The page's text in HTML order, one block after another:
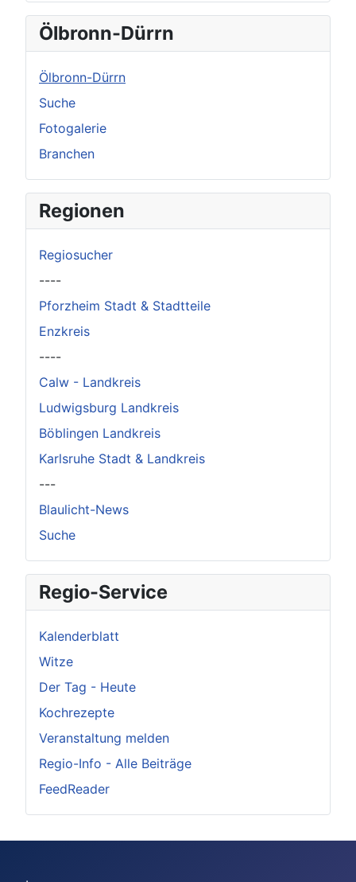
Ölbronn-Dürrn
Ölbronn-Dürrn
Suche
Fotogalerie
Branchen
Regionen
Regiosucher
----
Pforzheim Stadt & Stadtteile
Enzkreis
----
Calw - Landkreis
Ludwigsburg Landkreis
Böblingen Landkreis
Karlsruhe Stadt & Landkreis
---
Blaulicht-News
Suche
Regio-Service
Kalenderblatt
Witze
Der Tag - Heute
Kochrezepte
Veranstaltung melden
Regio-Info - Alle Beiträge
FeedReader